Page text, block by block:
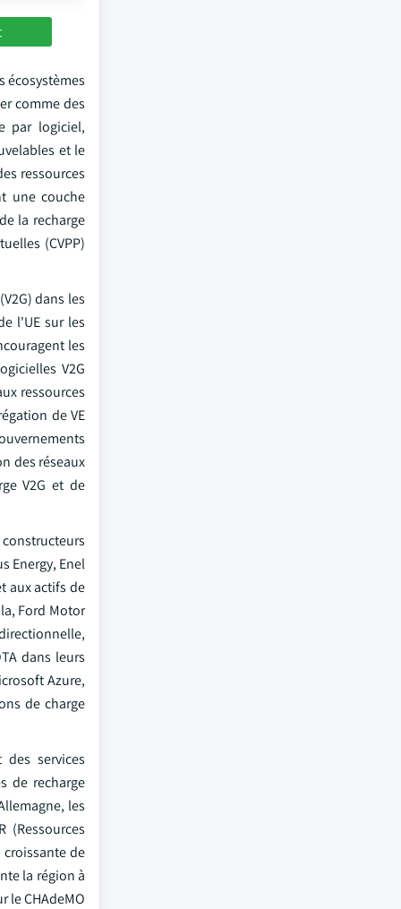
écosystèmes
comme des
par logiciel,
et le
ressources
une couche
la recharge
(CVPP)
dans les
l'UE sur les
les
V2G
ressources
de VE
des réseaux
V2G et de
Energy, Enel
aux actifs de
Ford Motor
dans leurs
Azure,
de charge
services
de recharge
les
(Ressources
de
la région à
le CHAdeMO